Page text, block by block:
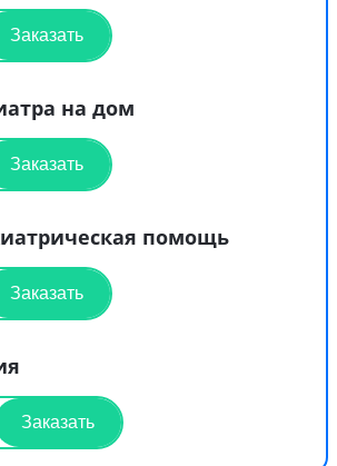
Заказать
на дом
Заказать
помощь
Заказать
Заказать